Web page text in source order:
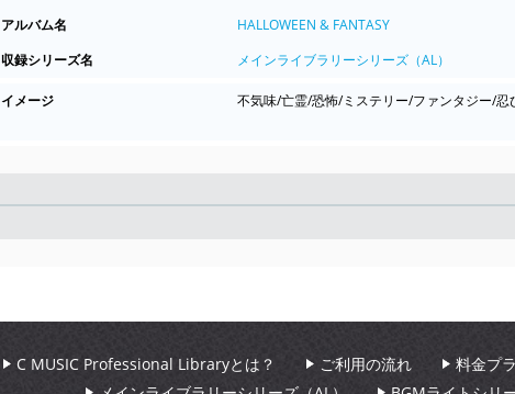
アルバム名
HALLOWEEN & FANTASY
収録シリーズ名
メインライブラリーシリーズ（AL）
イメージ 不気味/亡霊/恐怖/ミステリー/ファンタジー/忍
C MUSIC Professional Libraryとは？ ご利用の流れ 料金プ